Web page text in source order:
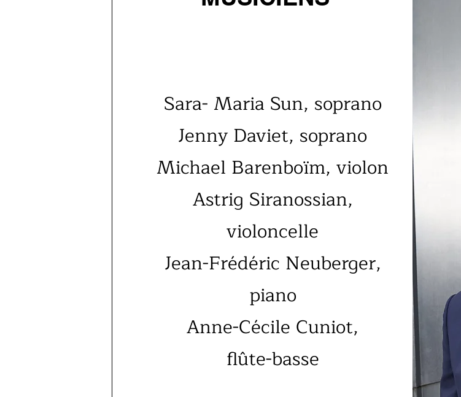
Sara- Maria Sun, soprano
Jenny Daviet, soprano
Michael Barenboïm, violon
Astrig Siranossian,
violoncelle
Jean-Frédéric Neuberger,
piano
Anne-Cécile Cuniot,
flûte-basse